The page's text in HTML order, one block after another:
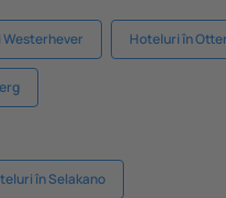
Hoteluri în
în Selakano